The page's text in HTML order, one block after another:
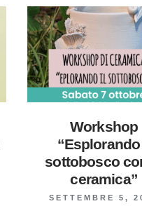
Workshop
sottobosco
ceramica”
SETTEMBRE 5,